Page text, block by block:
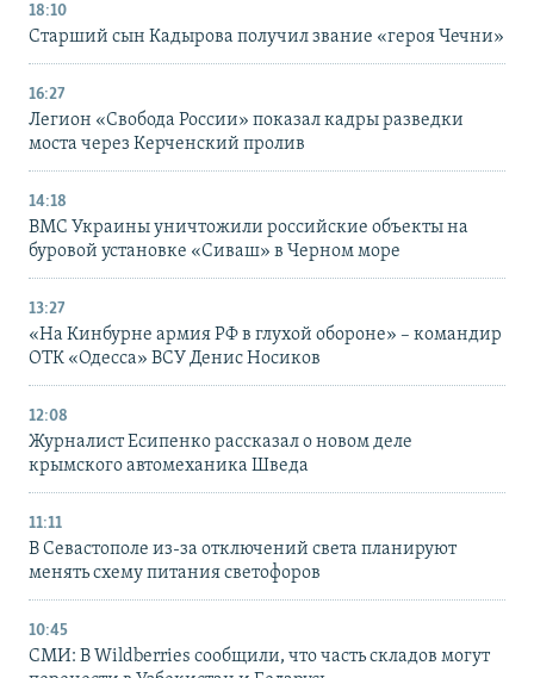
18:10
Старший сын Кадырова получил звание «героя Чечни»
16:27
Легион «Свобода России» показал кадры разведки
моста через Керченский пролив
14:18
ВМС Украины уничтожили российские объекты на
буровой установке «Сиваш» в Черном море
13:27
«На Кинбурне армия РФ в глухой обороне» – командир
ОТК «Одесса» ВСУ Денис Носиков
12:08
Журналист Есипенко рассказал о новом деле
крымского автомеханика Шведа
11:11
В Севастополе из-за отключений света планируют
менять схему питания светофоров
10:45
СМИ: В Wildberries сообщили, что часть складов могут